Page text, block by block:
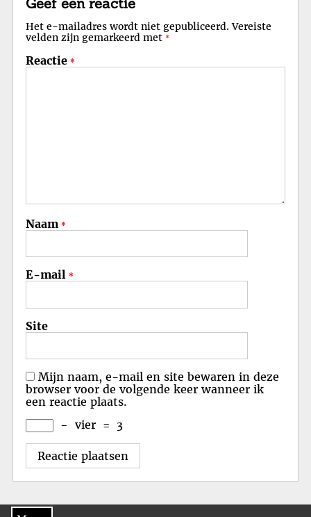
Het e-mailadres wordt niet gepubliceerd. Vereiste
velden zijn gemarkeerd met *
Reactie *
Naam *
E-mail *
Site
Mijn naam, e-mail en site bewaren in deze
browser voor de volgende keer wanneer ik
een reactie plaats.
− vier = 3